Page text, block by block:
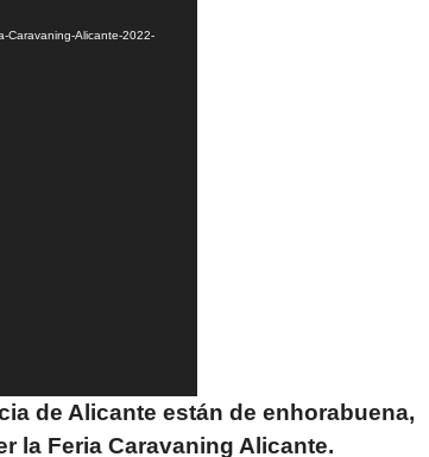
Caravaning-Alicante-2022-
de Alicante están de enhorabuena,
la Feria Caravaning Alicante.